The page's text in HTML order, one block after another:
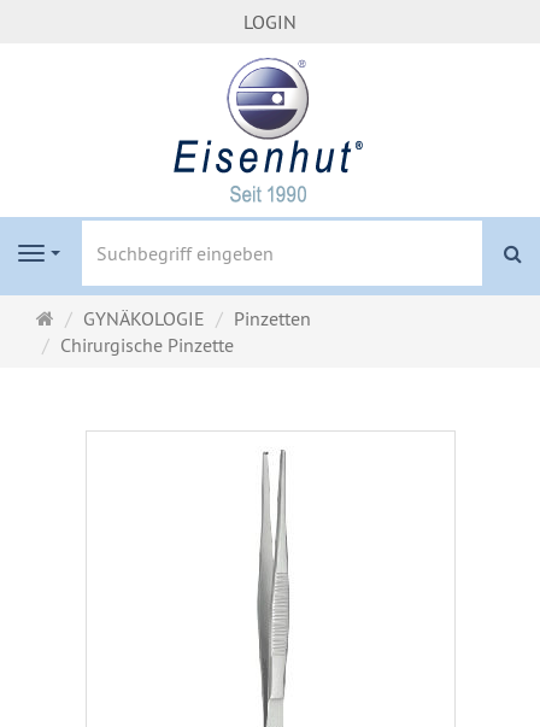
LOGIN
Navigation
Startseite
GYNÄKOLOGIE
Pinzetten
Chirurgische Pinzette